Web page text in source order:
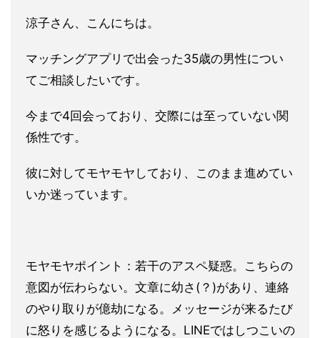
涼子さん、こんにちは。
マッチングアプリで出会った35歳の男性につい
てご相談したいです。
今まで4回会っており、交際には至っていない関
係性です。
彼に対してモヤモヤしており、このまま進めてい
いか迷っています。
モヤモヤポイント：若干のアスペ疑惑。こちらの
意図が伝わらない。文章に幼さ(？)があり、連絡
のやり取りが億劫になる。メッセージが来るたび
に怒りを感じるようになる。LINEではしつこいの